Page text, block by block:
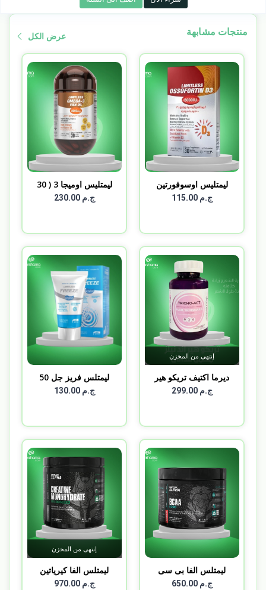
منتجات مشابهة عرض الكل
ليمتليس اوسوفورتين
د3...ج.م 115.00
ليمتليس اوميجا 3 ( 30
ك...ج.م 230.00
إنتهى من المخزن
ديرما اكتيف تريكو هير
ا...ج.م 299.00
ليمتلس فريز جل 50
جم L...ج.م 130.00
ليمتلس الفا بى سى
دوبل...ج.م 650.00
إنتهى من المخزن
ليمتلس الفا كيرياتين
45...ج.م 970.00